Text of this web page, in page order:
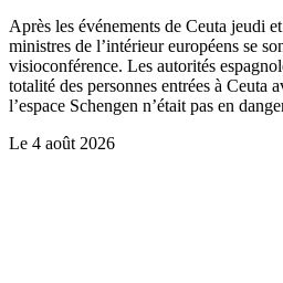
Après les événements de Ceuta jeudi
ministres de l’intérieur européens se
visioconférence. Les autorités
totalité des personnes entrées à Ceuta
l’espace Schengen n’était pas en
Le 4 août 2026